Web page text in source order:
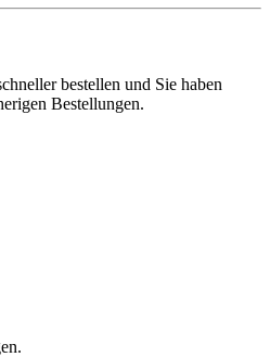
bestellen und Sie haben
Bestellungen.